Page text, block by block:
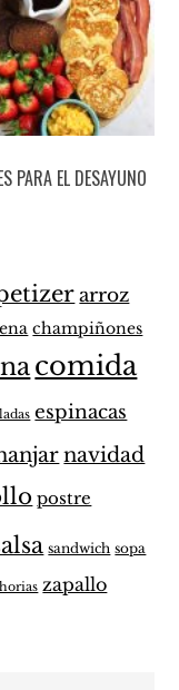
PARA EL DESAYUNO
arroz
champiñones
comida
espinacas
navidad
postre
sandwich sopa
zapallo